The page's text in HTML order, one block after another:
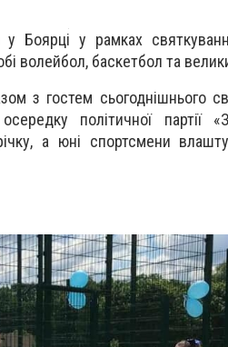
Боярці у рамках
волейбол, баскетбол та
з гостем сьогоднішнього
політичної
а юні спортсмени